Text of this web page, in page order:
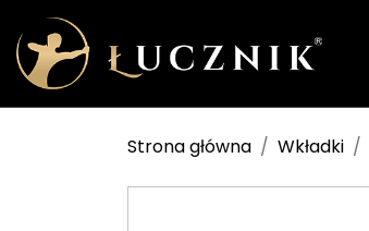
Strona główna Wkładki